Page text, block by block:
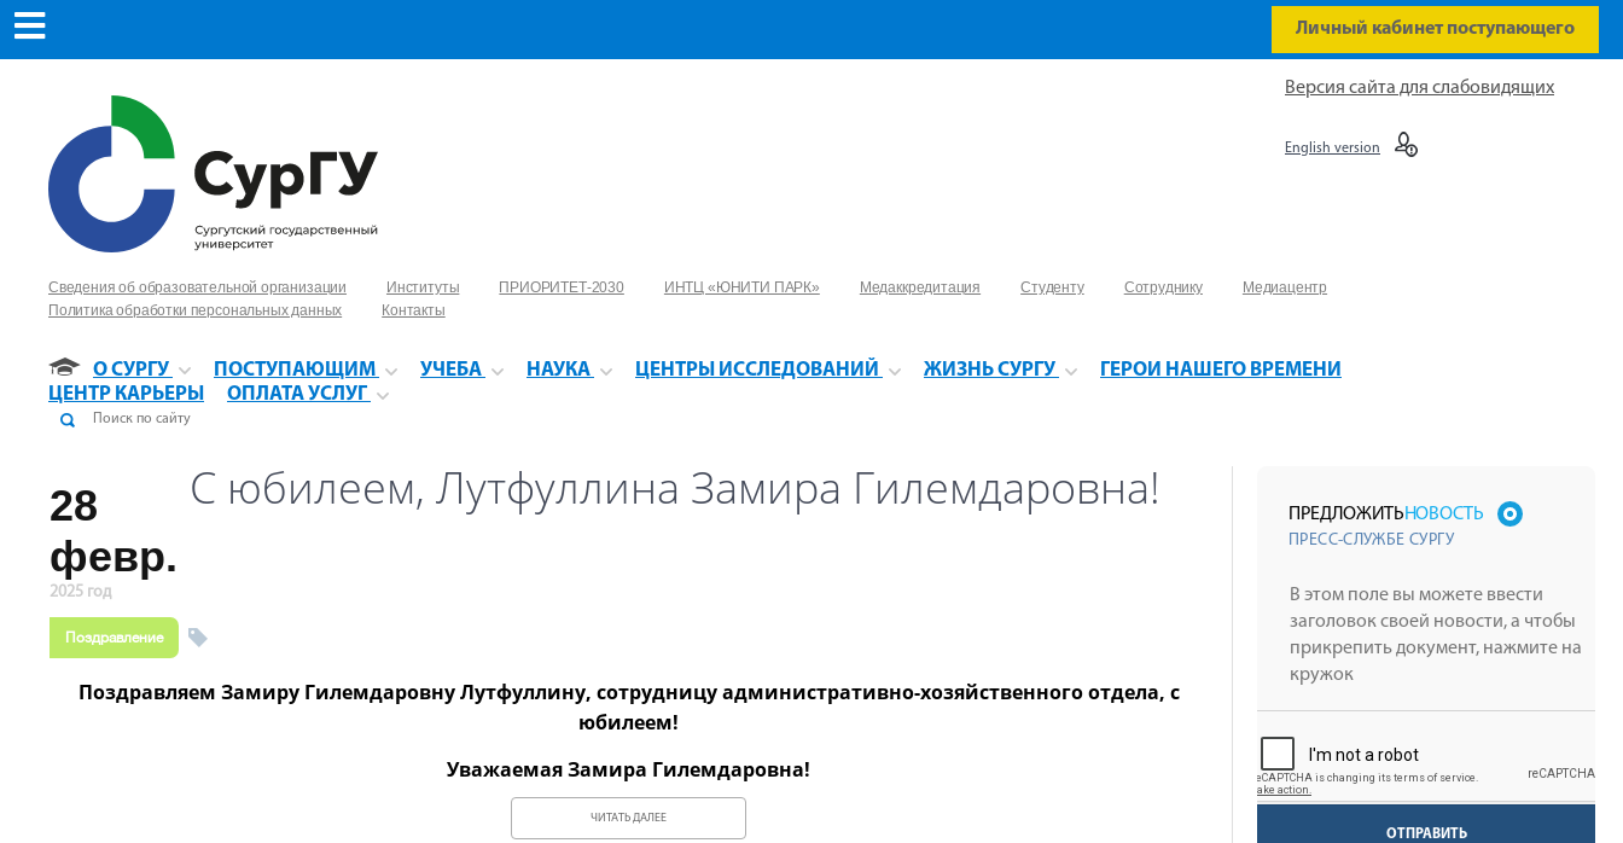
Личный кабинет поступающего
Сведения об образовательной организации Институты ПРИОРИТЕТ-2030 ИНТЦ «ЮНИТИ ПАРК» Медаккредитация Студенту Сотруднику
Медиацентр
Политика обработки персональных данных
Контакты
О СУРГУ ПОСТУПАЮЩИМ УЧЕБА НАУКА ЦЕНТРЫ ИССЛЕДОВАНИЙ ЖИЗНЬ СУРГУ
ГЕРОИ НАШЕГО ВРЕМЕНИ
ЦЕНТР КАРЬЕРЫ
ОПЛАТА УСЛУГ
Версия сайта для слабовидящих
English version
28
февр.
2025 год
С юбилеем, Лутфуллина Замира Гилемдаровна!
Поздравление
Поздравляем Замиру Гилемдаровну Лутфуллину, сотрудницу административно-хозяйственного отдела, с
юбилеем!
Уважаемая Замира Гилемдаровна!
ЧИТАТЬ ДАЛЕЕ
ПРЕДЛОЖИТЬНОВОСТЬ
ПРЕСС-СЛУЖБЕ СУРГУ
ОТПРАВИТЬ